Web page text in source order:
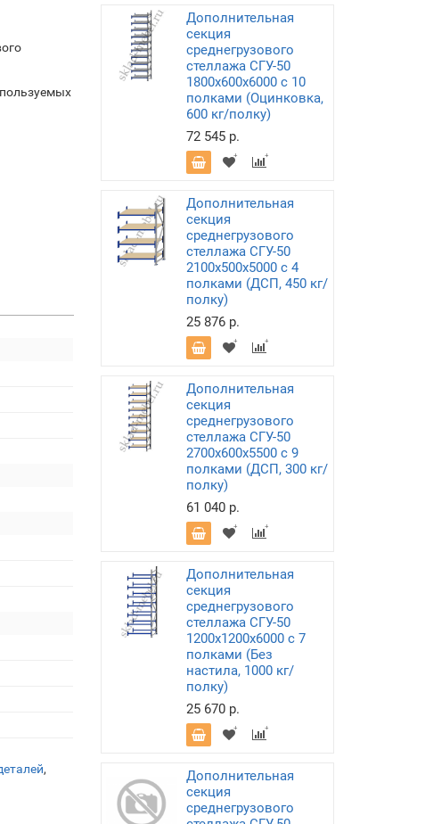
,
Дополнительная
секция
среднегрузового
стеллажа СГУ-50
1800х600х6000 с 10
полками (Оцинковка,
600 кг/полку)
72 545 р.
Дополнительная
секция
среднегрузового
стеллажа СГУ-50
2100х500х5000 с 4
полками (ДСП, 450 кг/
полку)
25 876 р.
Дополнительная
секция
среднегрузового
стеллажа СГУ-50
2700х600х5500 с 9
полками (ДСП, 300 кг/
полку)
61 040 р.
Дополнительная
секция
среднегрузового
стеллажа СГУ-50
1200х1200х6000 с 7
полками (Без
настила, 1000 кг/
полку)
25 670 р.
Дополнительная
секция
среднегрузового